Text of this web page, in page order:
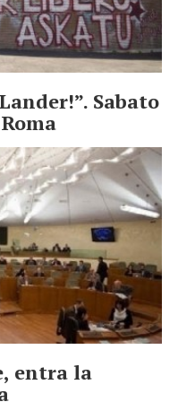
Sabato
entra la